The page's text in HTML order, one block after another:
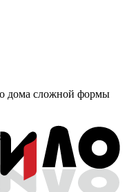
дома сложной формы